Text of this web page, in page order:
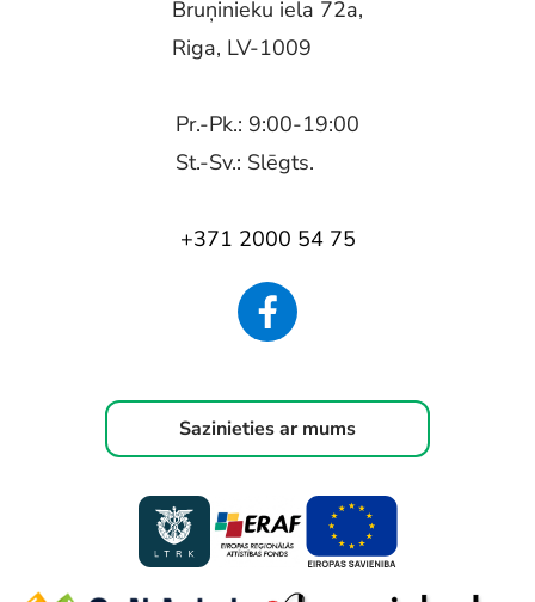
Bruņinieku iela 72a,
Riga, LV-1009
Pr.-Pk.: 9:00-19:00
St.-Sv.: Slēgts.
+371 2000 54 75
Sazinieties ar mums